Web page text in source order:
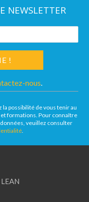
NEWSLETTER
nous
possibilité de vous tenir au
formations. Pour connaître
veuillez consulter